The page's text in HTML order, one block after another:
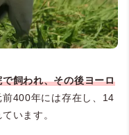
飼われ、その後ヨーロ
前400年には存在し、14
います。